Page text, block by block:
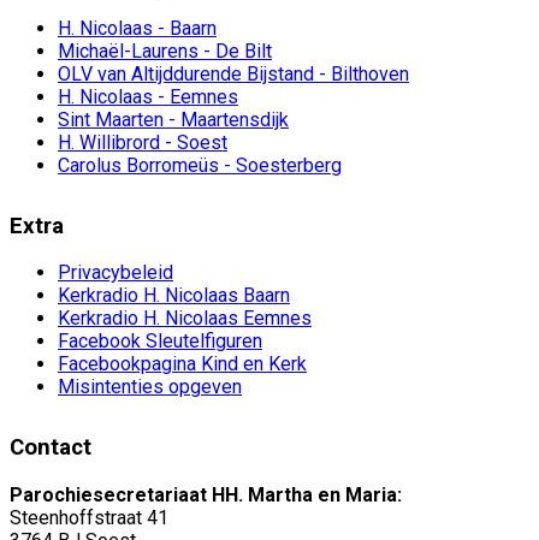
H. Nicolaas - Baarn
Michaël-Laurens - De Bilt
OLV van Altijddurende Bijstand - Bilthoven
H. Nicolaas - Eemnes
Sint Maarten - Maartensdijk
H. Willibrord - Soest
Carolus Borromeüs - Soesterberg
Extra
Privacybeleid
Kerkradio H. Nicolaas Baarn
Kerkradio H. Nicolaas Eemnes
Facebook Sleutelfiguren
Facebookpagina Kind en Kerk
Misintenties opgeven
Contact
Parochiesecretariaat HH. Martha en Maria:
Steenhoffstraat 41